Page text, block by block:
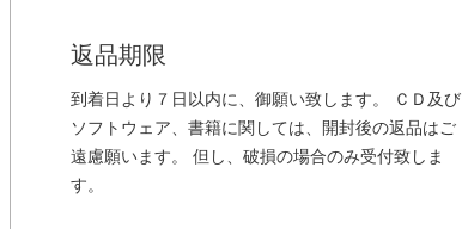
返品期限
到着日より７日以内に、御願い致します。 ＣＤ及び
ソフトウェア、書籍に関しては、開封後の返品はご
遠慮願います。 但し、破損の場合のみ受付致しま
す。